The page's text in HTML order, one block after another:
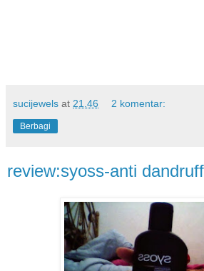
sucijewels at 21.46 2 komentar:
Berbagi
review:syoss-anti dandruff